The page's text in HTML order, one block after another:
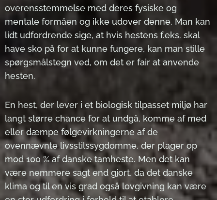
overensstemmelse med deres fysiske og
mentale formåen og ikke udover denne. Man kan
lidt udfordrende sige, at hvis hestens f.eks. skal
have sko på for at kunne fungere, kan man stille
spørgsmålstegn ved, om det er fair at anvende
hesten.
En hest, der lever i et biologisk tilpasset miljø har
langt større chance for at undgå, komme af med
eller dæmpe følgevirkningerne af de
ovennævnte livsstilssygdomme, der plager op
mod 100 % af danske tamheste. Men det kan
være nemmere sagt end gjort, da det danske
klima og til en vis grad også lovgivning kan være